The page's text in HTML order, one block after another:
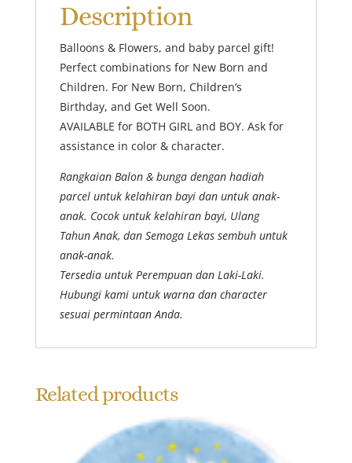
Description
Balloons & Flowers, and baby parcel gift!
Perfect combinations for New Born and
Children. For New Born, Children’s
Birthday, and Get Well Soon.
AVAILABLE for BOTH GIRL and BOY. Ask for
assistance in color & character.
Rangkaian Balon & bunga dengan hadiah
parcel untuk kelahiran bayi dan untuk anak-
anak. Cocok untuk kelahiran bayi, Ulang
Tahun Anak, dan Semoga Lekas sembuh untuk
anak-anak.
Tersedia untuk Perempuan dan Laki-Laki.
Hubungi kami untuk warna dan character
sesuai permintaan Anda.
Related products